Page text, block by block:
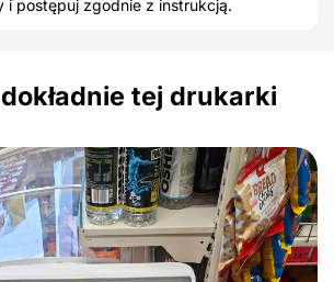
i postępuj zgodnie z instrukcją.
tej drukarki